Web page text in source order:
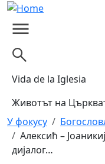
Skip to main content
Vida de la Iglesia
Животът на
Breadcrumb
У фокусу
Алексић –
дијалог…